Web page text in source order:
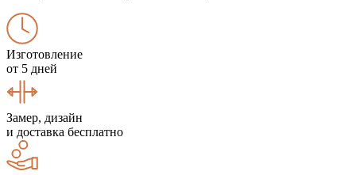
Изготовление
от 5 дней
Замер, дизайн
и доставка бесплатно